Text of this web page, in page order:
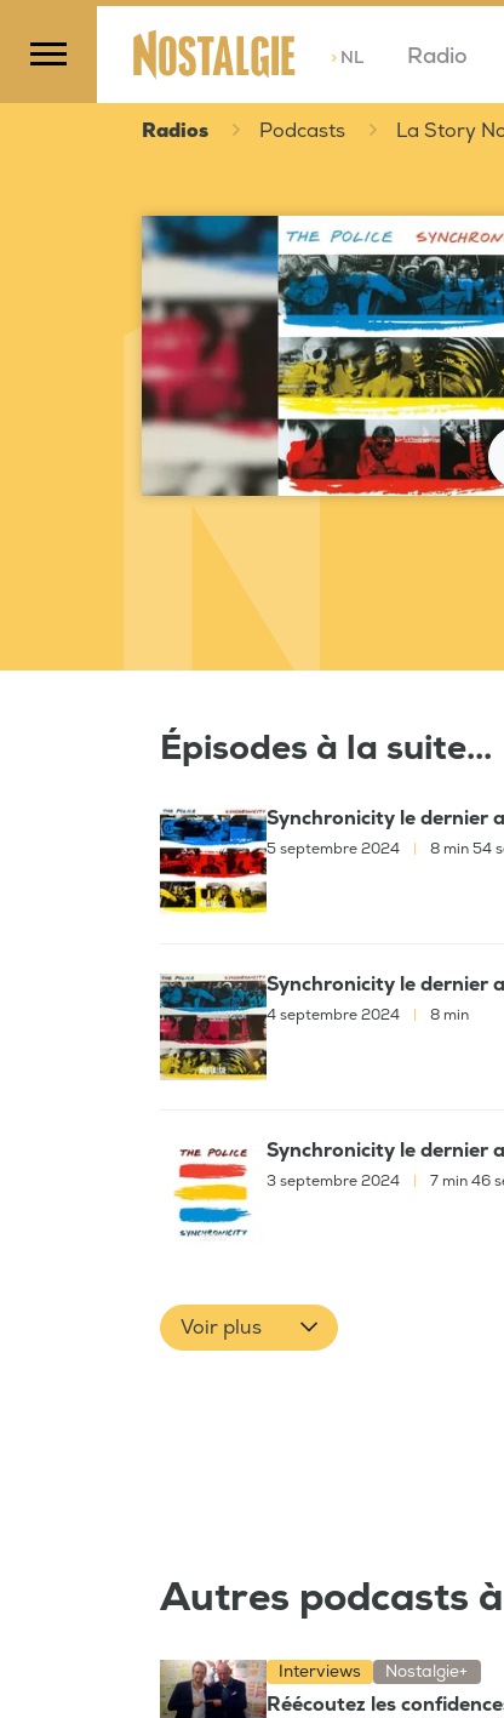
>NL Radio
Radios Podcasts La Story
Épisodes à la suite...
Synchronicity le dernier
5 septembre 2024 8 min 54
Synchronicity le dernier
4 septembre 2024 8 min
Synchronicity le dernier
3 septembre 2024 7 min 46
Voir plus
Autres podcasts
Interviews Nostalgie+
Réécoutez les